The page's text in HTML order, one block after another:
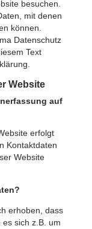
besuchen.
mit denen
können.
Datenschutz
Text
Website
auf
erfolgt
Kontaktdaten
Website
erhoben, dass
sich z.B. um